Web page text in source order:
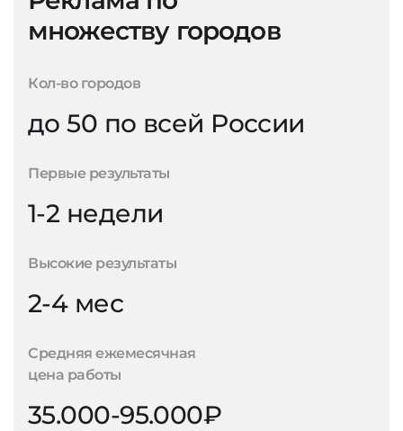
множеству городов
Кол-во городов
до 50 по всей России
Первые результаты
1-2 недели
Высокие результаты
2-4 мес
Средняя ежемесячная
цена работы
35.000-95.000₽